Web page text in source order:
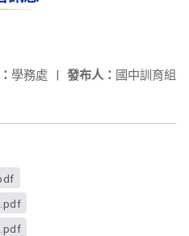
發布人： 國中訓育組
學務處 |